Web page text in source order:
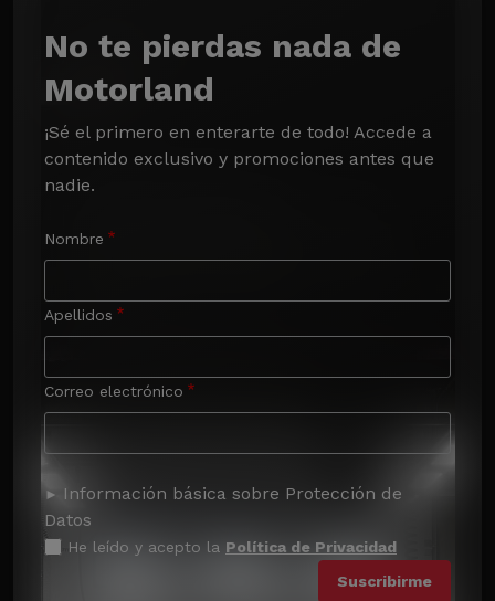
No te pierdas nada de
Motorland
¡Sé el primero en enterarte de todo! Accede a
contenido exclusivo y promociones antes que
nadie.
Nombre
Apellidos
Correo electrónico
Información básica sobre Protección de
Datos
He leído y acepto la Política de Privacidad